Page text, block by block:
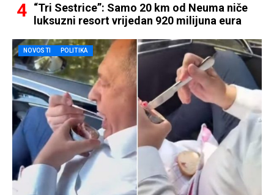
“Tri Sestrice”: Samo 20 km od Neuma niče
luksuzni resort vrijedan 920 milijuna eura
NOVOSTI POLITIKA